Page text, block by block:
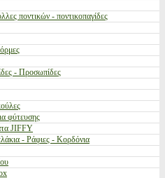
ποντικών - ποντικοπαγίδες
- Προσωπίδες
φύτευσης
JIFFY
- Ράφιες - Κορδόνια